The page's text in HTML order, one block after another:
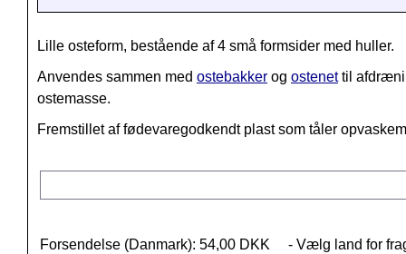
Lille osteform, bestående af 4 små formsider med huller.
Anvendes sammen med ostebakker og ostenettil
ostemasse.
Fremstillet af fødevaregodkendt plast som tåler
Forsendelse (Danmark): 54,00 DKK
- Vælg land for